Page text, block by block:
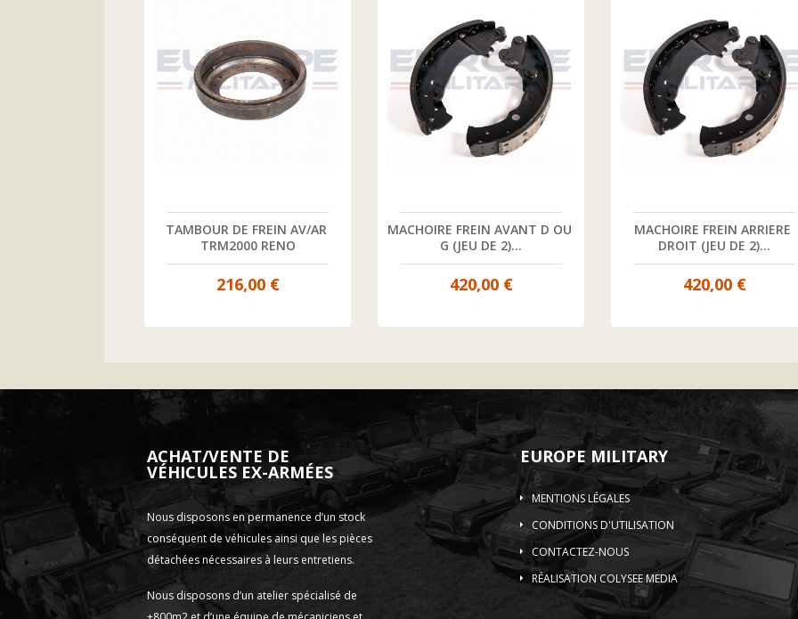
TAMBOUR DE FREIN AV/AR
TRM2000 RENO
216,00 €
MACHOIRE FREIN AVANT D OU
G (JEU DE 2)...
420,00 €
MACHOIRE FREIN ARRIERE
DROIT (JEU DE 2)...
420,00 €
ACHAT/VENTE DE
VÉHICULES EX-ARMÉES
Nous disposons en permanence d’un stock
conséquent de véhicules ainsi que les pièces
détachées nécessaires à leurs entretiens.
Nous disposons d’un atelier spécialisé de
EUROPE MILITARY
MENTIONS LÉGALES
CONDITIONS D'UTILISATION
CONTACTEZ-NOUS
RÉALISATION COLYSEE MEDIA